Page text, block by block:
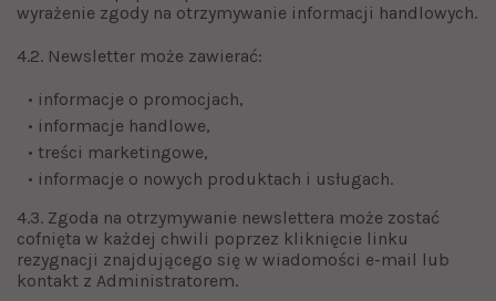
wyrażenie zgody na otrzymywanie informacji handlowych.
4.2. Newsletter może zawierać:
• informacje o promocjach,
• informacje handlowe,
• treści marketingowe,
• informacje o nowych produktach i usługach.
4.3. Zgoda na otrzymywanie newslettera może zostać
cofnięta w każdej chwili poprzez kliknięcie linku
rezygnacji znajdującego się w wiadomości e-mail lub
kontakt z Administratorem.